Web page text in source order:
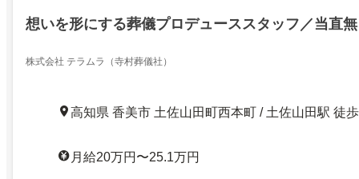
想いを形にする葬儀プロデューススタッフ／当直
株式会社 テラムラ（寺村葬儀社）
高知県 香美市 土佐山田町西本町 / 土佐山田駅 徒
月給20万円〜25.1万円